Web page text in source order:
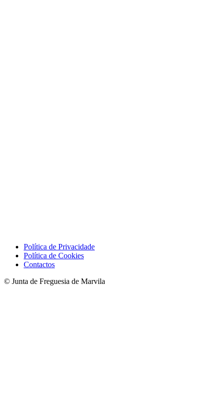
Política de Privacidade
Política de Cookies
Contactos
© Junta de Freguesia de Marvila